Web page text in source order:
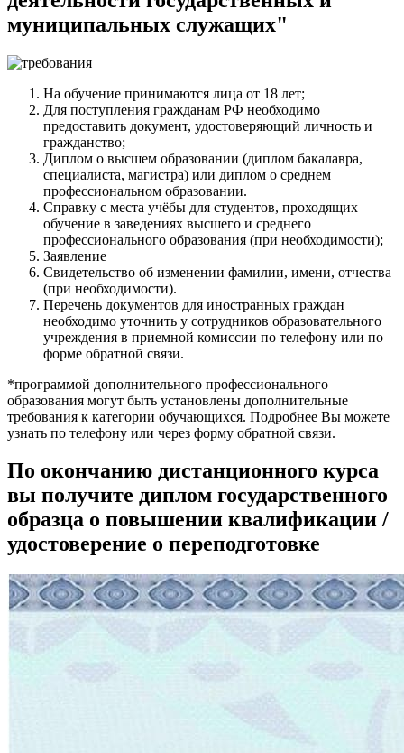
муниципальных служащих"
На обучение принимаются лица от 18 лет;
Для поступления гражданам РФ необходимо
предоставить документ, удостоверяющий личность и
гражданство;
Диплом о высшем образовании (диплом бакалавра,
специалиста, магистра) или диплом о среднем
профессиональном образовании.
Справку с места учёбы для студентов, проходящих
обучение в заведениях высшего и среднего
профессионального образования (при необходимости);
Заявление
Свидетельство об изменении фамилии, имени, отчества
(при необходимости).
Перечень документов для иностранных граждан
необходимо уточнить у сотрудников образовательного
учреждения в приемной комиссии по телефону или по
форме обратной связи.
*программой дополнительного профессионального
образования могут быть установлены дополнительные
требования к категории обучающихся. Подробнее Вы можете
узнать по телефону или через форму обратной связи.
По окончанию дистанционного курса
вы получите диплом государственного
образца о повышении квалификации /
удостоверение о переподготовке